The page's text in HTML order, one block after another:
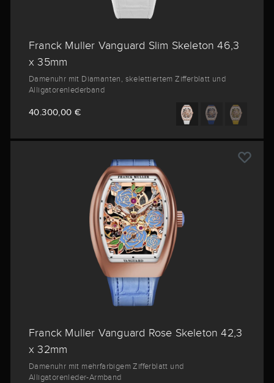
Franck Muller Vanguard Slim Skeleton 46,3
x 35mm
Damenuhr mit Diamanten, skelettiertem Zifferblatt und
Alligatorenlederband
40.300,00 €
Franck Muller Vanguard Rose Skeleton 42,3
x 32mm
Damenuhr mit mehrfarbigem Zifferblatt und
Alligatorenleder-Armband